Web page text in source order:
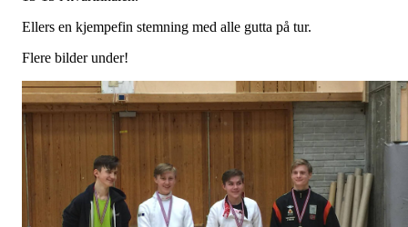
Ellers en kjempefin stemning med alle gutta på tur.
Flere bilder under!